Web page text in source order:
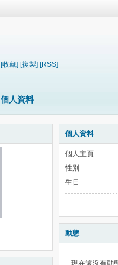
[收藏] [複製] [RSS]
個人資料
個人資料
個人主頁
性別
生日
動態
現在還沒有動